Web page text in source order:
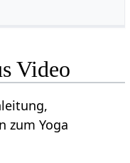
Video
zum Yoga